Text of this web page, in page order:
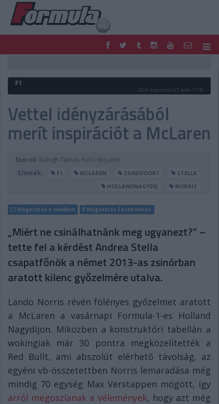
FORMULA
MOTOR
PODCAST
SHOP
TIPPJÁTÉK
DIGITÁLIS MAGAZIN
PONTÁLLÁSOK
F1
2024. augusztus 27. kedd, 11:38
Vettel idényzárásából
merít inspirációt a McLaren
Szerző: Balogh Tamás; Fotó: McLaren
Címkék:
F1 MCLAREN ZANDVOORT
STELLA
HOLLANDNAGYDÍJ
NORRIS
Megosztás e-mailben Megosztás Facebookon
„Miért ne csinálhatnánk meg ugyanezt?” –
tette fel a kérdést Andrea Stella
csapatfőnök a német 2013-as zsinórban
aratott kilenc győzelmére utalva.
Lando Norris révén fölényes győzelmet aratott
a McLaren a vasárnapi Formula-1-es Holland
Nagydíjon. Miközben a konstruktőri tabellán a
wokingiak már 30 pontra megközelítették a
Red Bullt, ami abszolút elérhető távolság, az
egyéni vb-összetettben Norris lemaradása még
mindig 70 egység Max Verstappen mögött, így
arról megoszlanak a vélemények, hogy azt még